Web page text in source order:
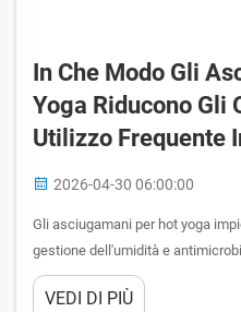
In Che Modo Gli
Yoga Riducono Gli
Utilizzo Frequente
2026-04-30 06:00:00
Gli asciugamani per hot yoga
gestione dell'umidità e
persistenti legate agli odori che
intensive in studio. Questi
VEDI DI PIÙ